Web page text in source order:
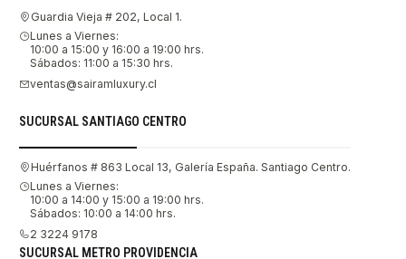
Guardia Vieja # 202, Local 1.
Lunes a Viernes:
10:00 a 15:00 y 16:00 a 19:00 hrs.
Sábados: 11:00 a 15:30 hrs.
ventas@sairamluxury.cl
SUCURSAL SANTIAGO CENTRO
Huérfanos # 863 Local 13, Galería España. Santiago Centro.
Lunes a Viernes:
10:00 a 14:00 y 15:00 a 19:00 hrs.
Sábados: 10:00 a 14:00 hrs.
2 3224 9178
SUCURSAL METRO PROVIDENCIA